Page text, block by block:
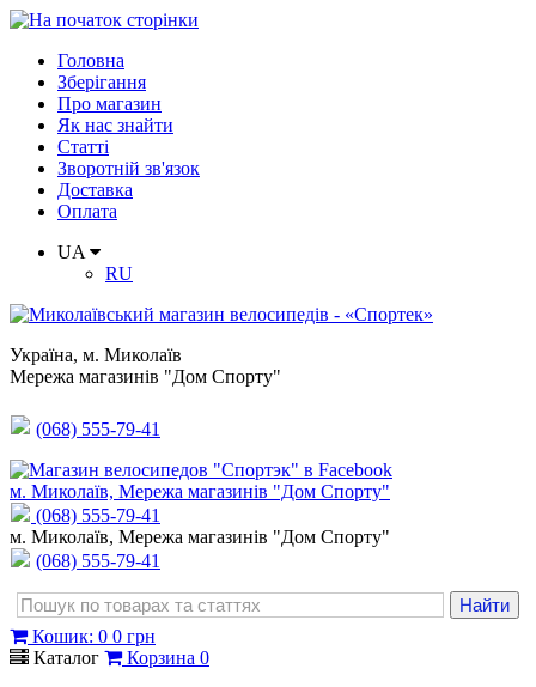
Головна
Зберігання
Про магазин
Як нас знайти
Статті
Зворотній зв'язок
Доставка
Оплата
UA
RU
Україна, м. Миколаїв
Мережа магазинів "Дом Спорту"
(068) 555-79-41
м. Миколаїв, Мережа магазинів "Дом Спорту"
(068) 555-79-41
м. Миколаїв, Мережа магазинів "Дом Спорту"
(068) 555-79-41
Кошик: 0 0 грн
Каталог
Корзина 0